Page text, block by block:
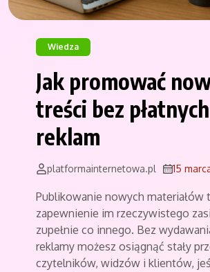
Wiedza
Jak promować
treści bez płatnych
reklam
platformainternetowa.pl 15
Publikowanie nowych materiałów
zapewnienie im rzeczywistego
zupełnie co innego. Bez
reklamy możesz osiągnąć stały
czytelników, widzów i klientów,